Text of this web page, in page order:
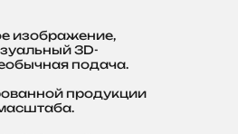
изображение,
3D-
подача.
продукции